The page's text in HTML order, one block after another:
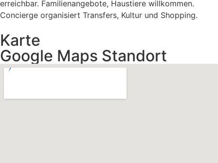
erreichbar. Familienangebote, Haustiere willkommen.
Concierge organisiert Transfers, Kultur und Shopping.
Karte
Google Maps Standort